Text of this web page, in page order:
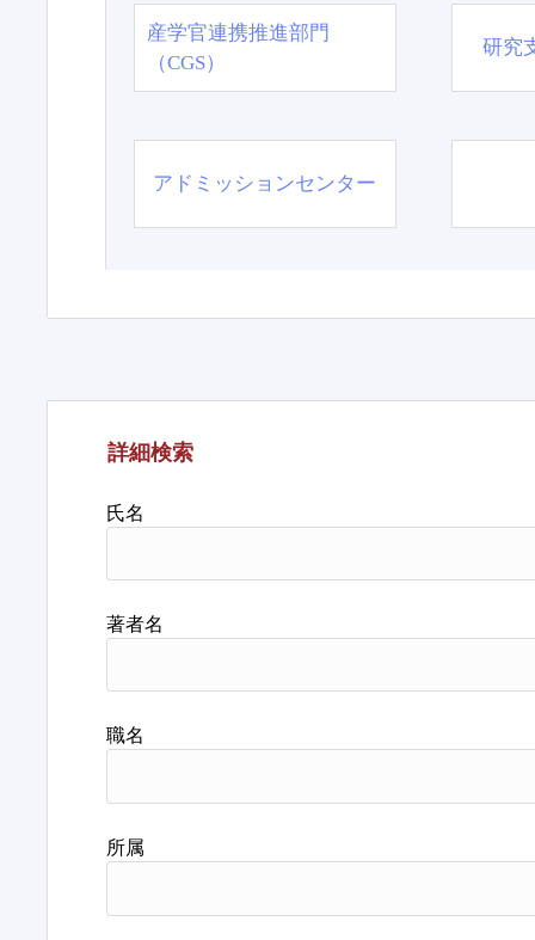
産学官連携推進部門
（CGS）
研究
アドミッションセンター
詳細検索
氏名
著者名
職名
所属